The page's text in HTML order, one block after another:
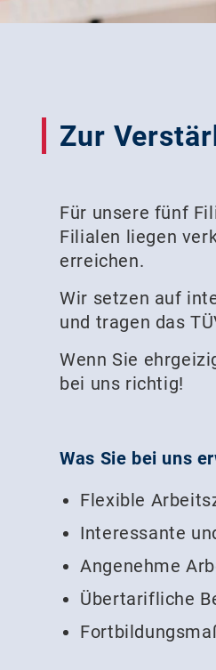
Zur
Für unsere fünf
Filialen liegen
erreichen.
Wir setzen auf
und tragen das
Wenn Sie
bei uns richtig!
Was Sie bei uns
Flexible
Interessante
Angenehme
Übertarifliche